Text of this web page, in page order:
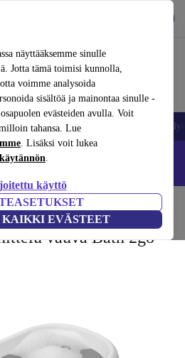
näyttääksemme sinulle
Jotta tämä toimisi kunnolla,
voimme analysoida
sisältöä ja mainontaa sinulle -
evästeiden avulla. Voit
tahansa. Lue
. Lisäksi voit lukea
.
käyttö
EVÄSTEET
ja helposti
Kannettavat tietokoneet
– Koodi: IPHONEDEAL –
vauva Bath 2go